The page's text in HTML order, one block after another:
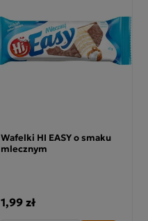
Wafelki HI EASY o smaku
mlecznym
1,99 zł